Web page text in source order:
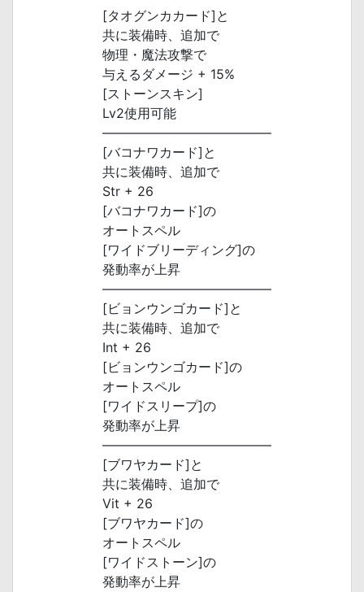
[タオグンカカード]と
共に装備時、追加で
物理・魔法攻撃で
与えるダメージ + 15%
[ストーンスキン]
Lv2使用可能
―――――――――――――
[バコナワカード]と
共に装備時、追加で
Str + 26
[バコナワカード]の
オートスペル
[ワイドブリーディング]の
発動率が上昇
―――――――――――――
[ビョンウンゴカード]と
共に装備時、追加で
Int + 26
[ビョンウンゴカード]の
オートスペル
[ワイドスリープ]の
発動率が上昇
―――――――――――――
[ブワヤカード]と
共に装備時、追加で
Vit + 26
[ブワヤカード]の
オートスペル
[ワイドストーン]の
発動率が上昇